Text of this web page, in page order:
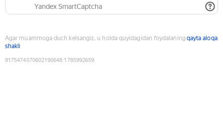
Yandex SmartCaptcha
Agar muammoga duch kelsangiz, u holda quyidagidan foydalaning qayta aloqa
shakli
9175474070602190648:1785992659